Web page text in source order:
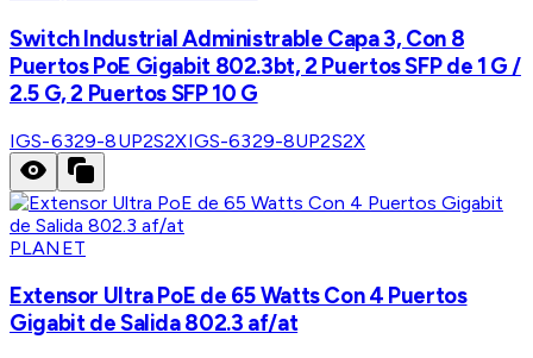
Switch Industrial Administrable Capa 3, Con 8
Puertos PoE Gigabit 802.3bt, 2 Puertos SFP de 1 G /
2.5 G, 2 Puertos SFP 10 G
IGS-6329-8UP2S2XIGS-6329-8UP2S2X
PLANET
Extensor Ultra PoE de 65 Watts Con 4 Puertos
Gigabit de Salida 802.3 af/at